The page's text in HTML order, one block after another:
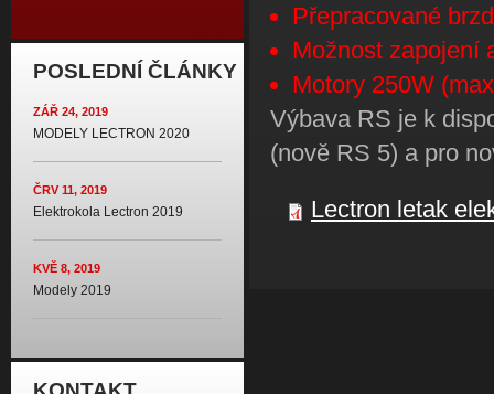
POSLEDNÍ ČLÁNKY
ZÁŘ 24, 2019
MODELY LECTRON 2020
ČRV 11, 2019
Elektrokola Lectron 2019
KVĚ 8, 2019
Modely 2019
Přepracované
Možnost zapojení
Motory 250W
Výbava RS je k
(nově RS 5) a pro
Lectron letak